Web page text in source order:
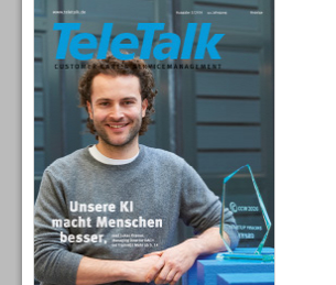
Inbound